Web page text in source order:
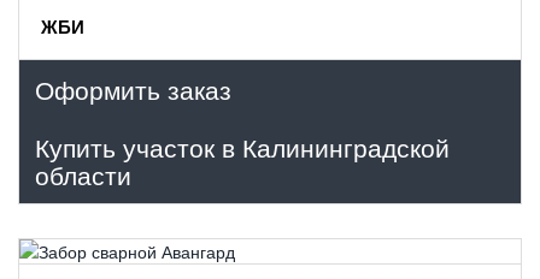
ЖБИ
Оформить заказ
Купить участок в Калининградской
области